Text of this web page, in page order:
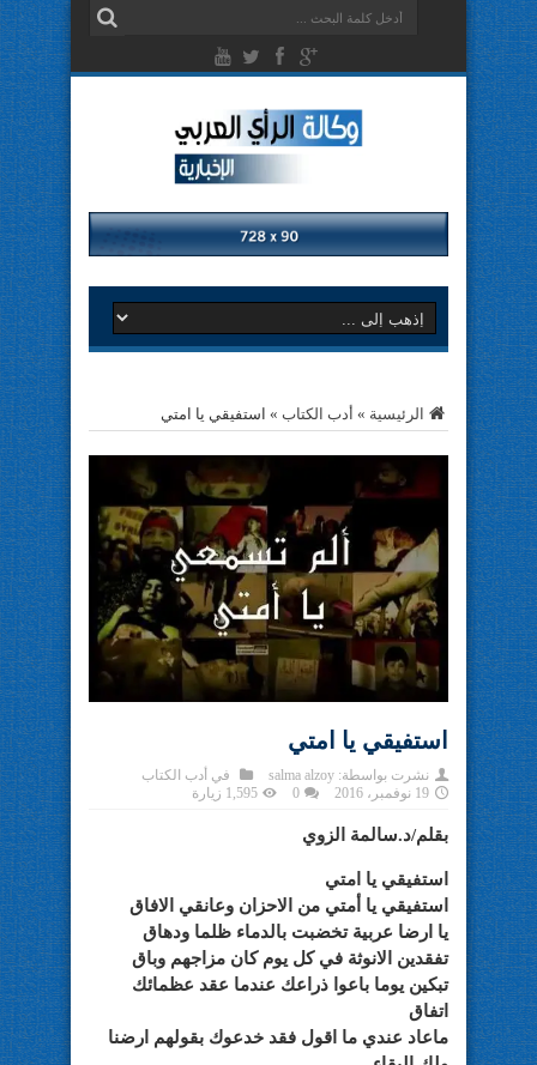
الرئيسية » أدب الكتاب » استفيقي يا امتي
استفيقي يا امتي
نشرت بواسطة: salma alzoy في أدب الكتاب
19 نوفمبر، 2016
0 1,595 زيارة
بقلم/د.سالمة الزوي
استفيقي يا امتي
استفيقي يا أمتي من الاحزان وعانقي الافاق
يا ارضا عربية تخضبت بالدماء ظلما ودهاق
تفقدين الانوثة في كل يوم كان مزاجهم وباق
تبكين يوما باعوا ذراعك عندما عقد عظمائك
اتفاق
ماعاد عندي ما اقول فقد خدعوك بقولهم ارضنا